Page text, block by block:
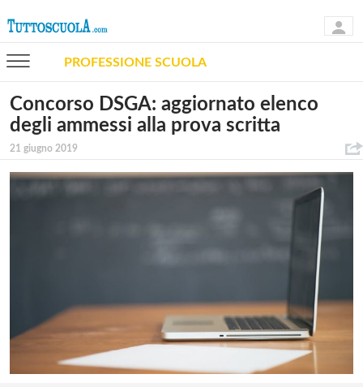
PROFESSIONE SCUOLA
Concorso DSGA: aggiornato elenco
degli ammessi alla prova scritta
21 giugno 2019